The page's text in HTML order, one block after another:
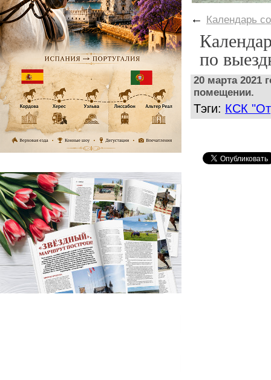
← Календарь
по
20 марта 2021
помещении.
Тэги: КСК